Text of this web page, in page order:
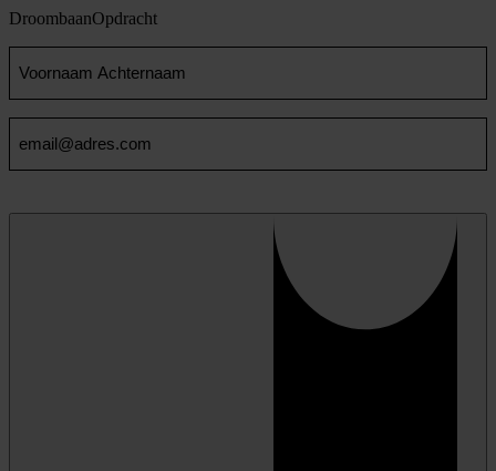
DroombaanOpdracht
en
Achternaam
(Vereist)